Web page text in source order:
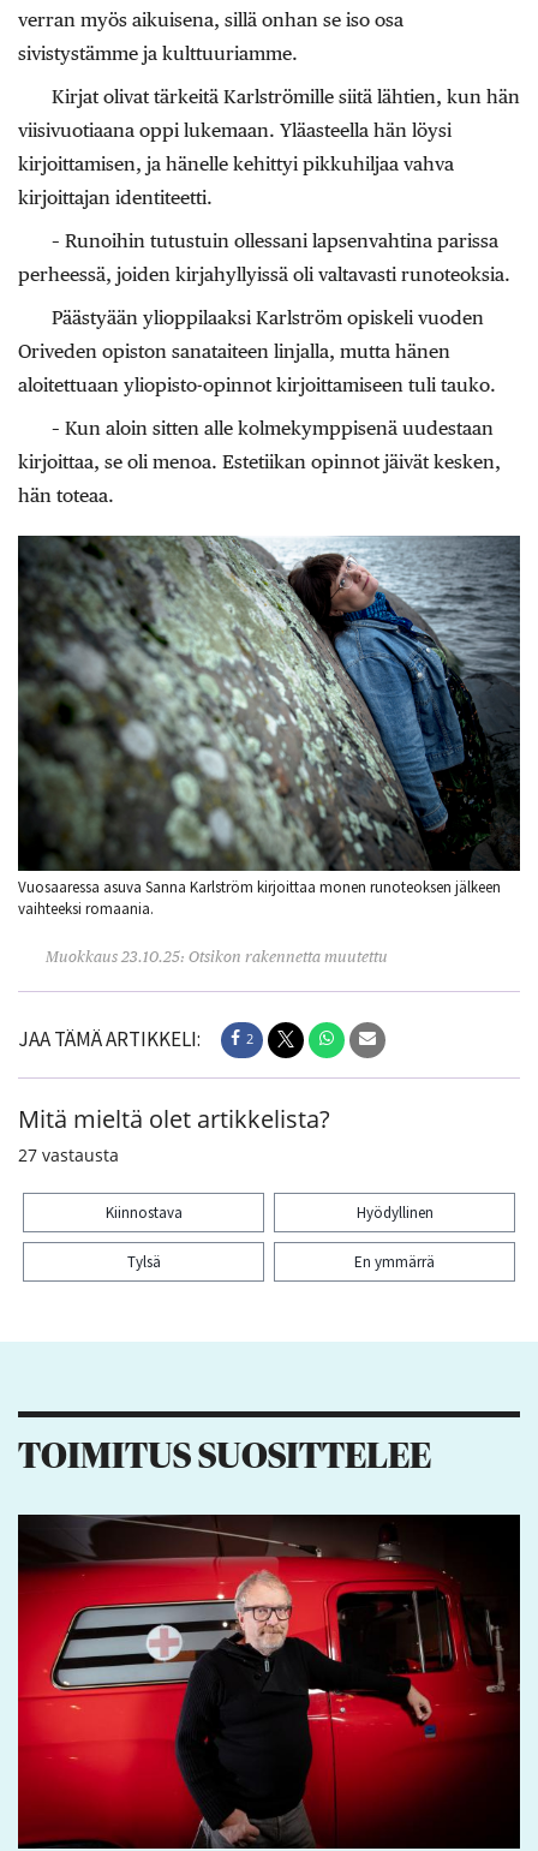
verran myös aikuisena, sillä onhan se iso osa
sivistystämme ja kulttuuriamme.
Kirjat olivat tärkeitä Karlströmille siitä lähtien, kun hän
viisivuotiaana oppi lukemaan. Yläasteella hän löysi
kirjoittamisen, ja hänelle kehittyi pikkuhiljaa vahva
kirjoittajan identiteetti.
– Runoihin tutustuin ­ollessani lapsenvahtina parissa
perheessä, joiden kirjahyllyissä oli valtavasti runoteoksia.
Päästyään ylioppilaaksi Karlström opiskeli vuoden
Oriveden opiston sanataiteen linjalla, mutta hänen
aloitettuaan yliopisto-opinnot kirjoittamiseen tuli tauko.
– Kun aloin sitten alle kolmekymppisenä uudestaan
kirjoittaa, se oli menoa. Estetiikan opinnot jäivät kesken,
hän toteaa.
Vuosaaressa asuva Sanna Karlström kirjoittaa monen runoteoksen jälkeen
vaihteeksi romaania.
Muokkaus 23.10.25: Otsikon rakennetta muutettu
JAA TÄMÄ ARTIKKELI: 2
Mitä mieltä olet artikkelista?
27 vastausta
Kiinnostava Hyödyllinen
Tylsä En ymmärrä
TOIMITUS SUOSITTELEE